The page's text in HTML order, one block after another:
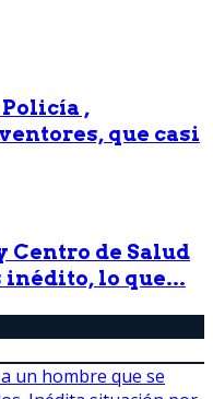
Policía ,
que casi
Centro de Salud
lo que...